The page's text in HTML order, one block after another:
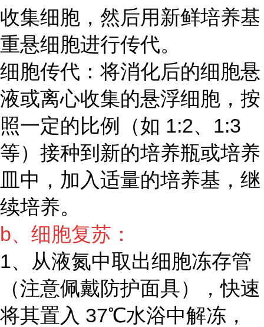
收集细胞，然后用新鲜培养基
重悬细胞进行传代。
细胞传代：将消化后的细胞悬
液或离心收集的悬浮细胞，按
照一定的比例（如 1:2、1:3
等）接种到新的培养瓶或培养
皿中，加入适量的培养基，继
续培养。
b、细胞复苏：
1、从液氮中取出细胞冻存管
（注意佩戴防护面具），快速
将其置入 37℃水浴中解冻，